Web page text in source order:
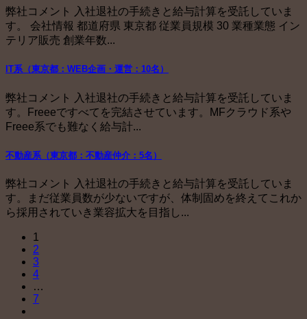
弊社コメント 入社退社の手続きと給与計算を受託していま
す。 会社情報 都道府県 東京都 従業員規模 30 業種業態 イン
テリア販売 創業年数...
IT系（東京都：WEB企画・運営：10名）
弊社コメント 入社退社の手続きと給与計算を受託していま
す。Freeeですべてを完結させています。MFクラウド系や
Freee系でも難なく給与計...
不動産系（東京都：不動産仲介：5名）
弊社コメント 入社退社の手続きと給与計算を受託していま
す。まだ従業員数が少ないですが、体制固めを終えてこれか
ら採用されていき業容拡大を目指し...
1
2
3
4
…
7